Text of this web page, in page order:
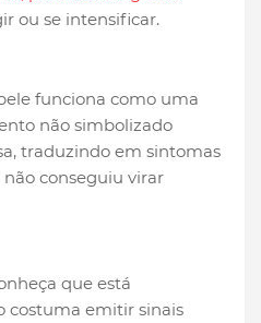
ou se intensificar.
funciona como uma
não simbolizado
traduzindo em sintomas
conseguiu virar
que está
costuma emitir sinais